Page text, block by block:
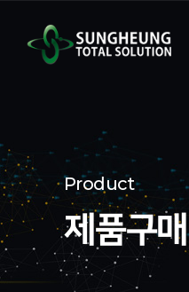
Product
제품구매